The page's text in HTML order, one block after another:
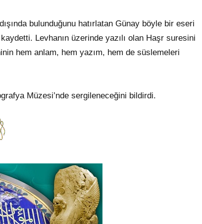
bulunduğunu hatırlatan Günay böyle bir eseri
Levhanın üzerinde yazılı olan Haşr suresini
hem anlam, hem yazım, hem de süslemeleri
Müzesi’nde sergileneceğini bildirdi.